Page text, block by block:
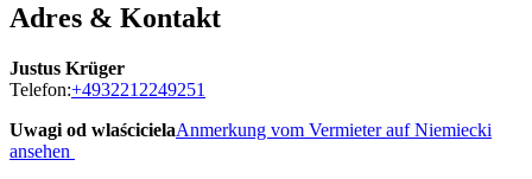
Adres & Kontakt
Justus Krüger
Telefon:+4932212249251
Uwagi od wlaścicielaAnmerkung vom Vermieter auf Niemiecki
ansehen